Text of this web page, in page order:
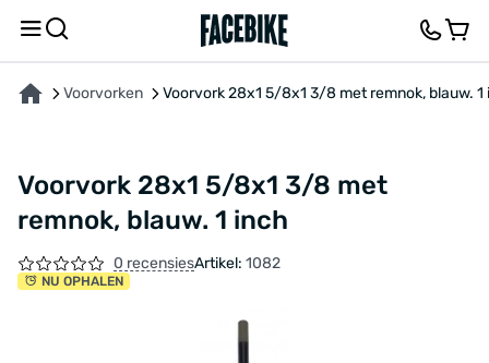
Voorvorken Voorvork 28x1 5/8x1 3/8 met remnok, blauw. 1
Voorvork 28x1 5/8x1 3/8 met
remnok, blauw. 1 inch
0 recensiesArtikel: 1082
NU OPHALEN
OVER HET PRODUCT KENMERKENBESCHRIJVING FEEDBACK EN VRAGEN